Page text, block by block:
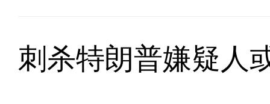
刺杀特朗普嫌疑人